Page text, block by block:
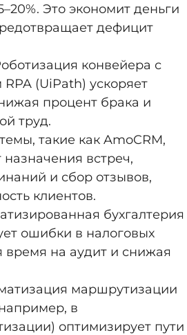
Это экономит деньги
дефицит
конвейера с
(UiPath) ускоряет
процент брака и
труд.
такие как AmoCRM,
встреч,
и сбор отзывов,
клиентов.
бухгалтерия
ошибки в налоговых
время на аудит и снижая
маршрутизации
в
оптимизирует пути